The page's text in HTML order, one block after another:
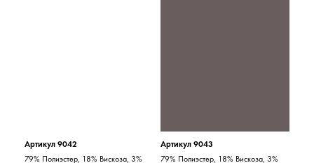
Артикул 9042
79% Полиэстер, 18% Вискоза, 3%
Артикул 9043
79% Полиэстер, 18% Вискоза, 3%